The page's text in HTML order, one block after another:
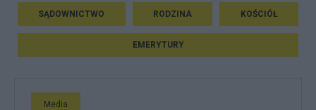
SĄDOWNICTWO RODZINA KOŚCIÓŁ
EMERYTURY
Media